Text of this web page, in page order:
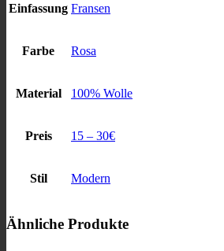
Einfassung Fransen
Farbe Rosa
Material 100% Wolle
Preis 15 – 30€
Stil Modern
Ähnliche Produkte